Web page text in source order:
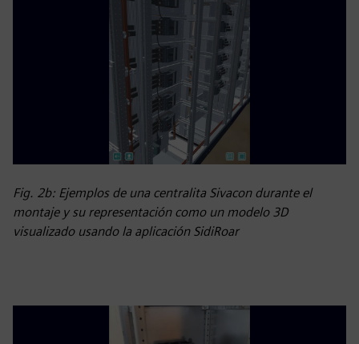
Fig. 2b: Ejemplos de una centralita Sivacon durante el
montaje y su representación como un modelo 3D
visualizado usando la aplicación SidiRoar